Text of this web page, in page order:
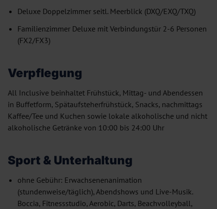
Deluxe Doppelzimmer seitl. Meerblick (DXQ/EXQ/TXQ)
Familienzimmer Deluxe mit Verbindungstür 2-6 Personen
(FX2/FX3)
Verpflegung
All Inclusive beinhaltet Frühstück, Mittag- und Abendessen
in Buffetform, Spätaufsteherfrühstück, Snacks, nachmittags
Kaffee/Tee und Kuchen sowie lokale alkoholische und nicht
alkoholische Getränke von 10:00 bis 24:00 Uhr
Sport & Unterhaltung
ohne Gebühr: Erwachsenenanimation
(stundenweise/täglich), Abendshows und Live-Musik.
Boccia, Fitnessstudio, Aerobic, Darts, Beachvolleyball,